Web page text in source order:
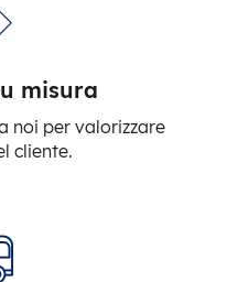
misura
noi per valorizzare
cliente.